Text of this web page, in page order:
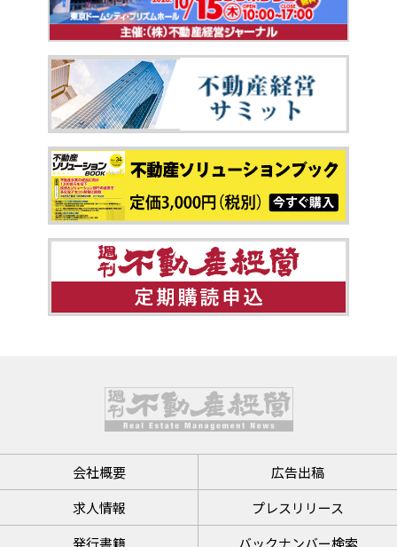
会社概要
広告出稿
求人情報
プレスリリース
発行書籍
バックナンバー検索